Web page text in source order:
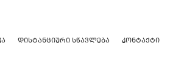
ᲓᲘᲡᲢᲐᲜᲪᲘᲣᲠᲘ ᲡᲬᲐᲕᲚᲔᲑᲐ ᲙᲝᲜᲢᲐᲥᲢᲘ